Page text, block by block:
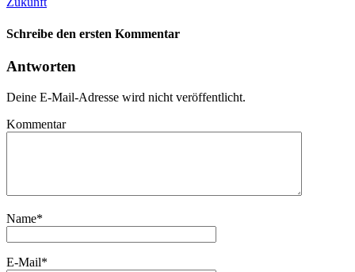
Schreibe den ersten Kommentar
Antworten
Deine E-Mail-Adresse wird nicht veröffentlicht.
Kommentar
Name*
E-Mail*